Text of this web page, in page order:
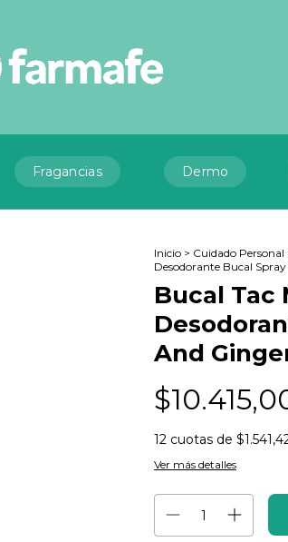
Fragancias Dermo
Inicio > Cuidado Personal
Desodorante Bucal
Bucal Tac
And
12 cuotas de
Ver más detalles